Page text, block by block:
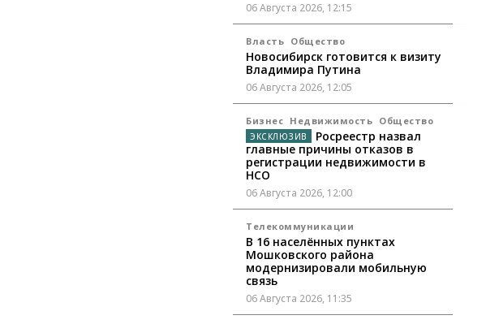
06 Августа 2026, 12:15
Власть Общество
Новосибирск готовится к визиту
Владимира Путина
06 Августа 2026, 12:05
Бизнес Недвижимость Общество
Росреестр назвал
главные причины отказов в
регистрации недвижимости в
НСО
06 Августа 2026, 12:00
Телекоммуникации
В 16 населённых пунктах
Мошковского района
модернизировали мобильную
связь
06 Августа 2026, 11:35